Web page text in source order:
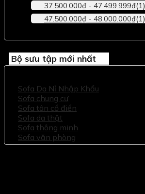
37.500.000₫ - 47.499.999₫(1)
47.500.000₫ - 48.000.000₫(1)
Bộ sưu tập mới nhất
Sofa Da Nỉ Nhập Khẩu
Sofa chung cư
Sofa tân cổ điển
Sofa da thật
Sofa thông minh
Sofa văn phòng